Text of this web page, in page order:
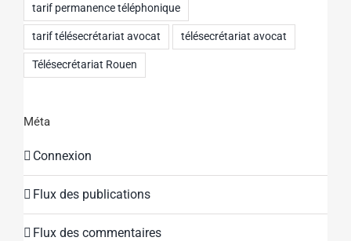
tarif permanence téléphonique
tarif télésecrétariat avocat télésecrétariat avocat
Télésecrétariat Rouen
Méta
Connexion
Flux des publications
Flux des commentaires